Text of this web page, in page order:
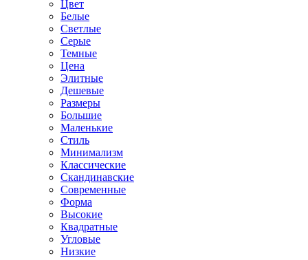
Цвет
Белые
Светлые
Серые
Темные
Цена
Элитные
Дешевые
Размеры
Большие
Маленькие
Стиль
Минимализм
Классические
Скандинавские
Современные
Форма
Высокие
Квадратные
Угловые
Низкие